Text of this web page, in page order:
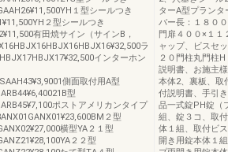
１型シールつき
２型シールつき
有田焼サイン（サインB，
ラ
インターホン
側面取付用A型
型
ポストアメリカンタイプ
２型
横型YA２１型
２２型
ターA型プラン
バー長：１８０
門扉４００×１１
ャップ、ビスセ
２０門柱丸門柱
説明書、お施主
本体2、裏板、取
付説明書、手引
品一式錠PH錠（
組、錠３コ、取
体１組、取付ビ
開き用錠本体１